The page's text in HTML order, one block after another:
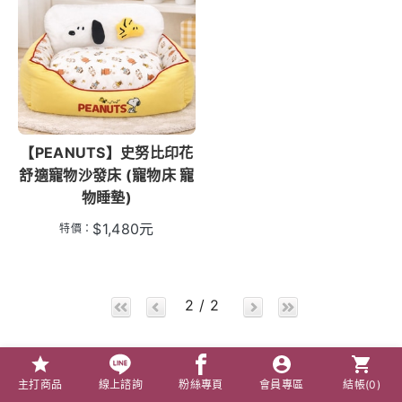
【PEANUTS】史努比印花
舒適寵物沙發床 (寵物床 寵
物睡墊)
特價： $1,480元
2 / 2
主打商品 線上諮詢 粉絲專頁 會員專區 結帳(0)